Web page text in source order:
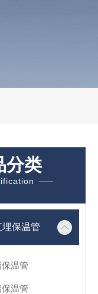
分类
保温管
温管
温管